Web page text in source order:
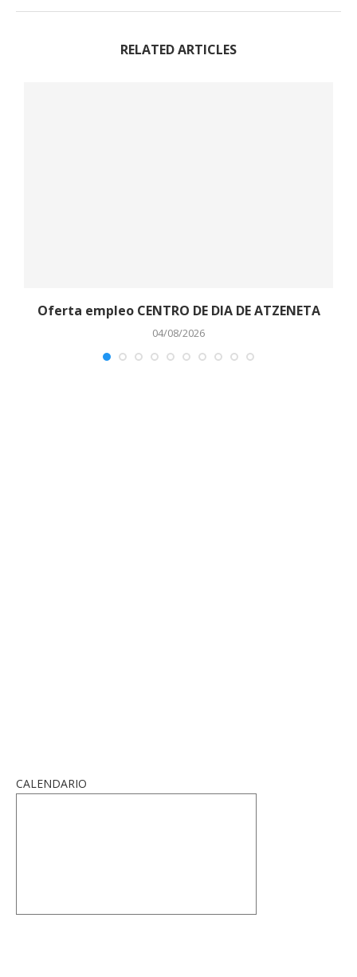
RELATED ARTICLES
Oferta empleo CENTRO DE DIA DE ATZENETA
04/08/2026
CALENDARIO